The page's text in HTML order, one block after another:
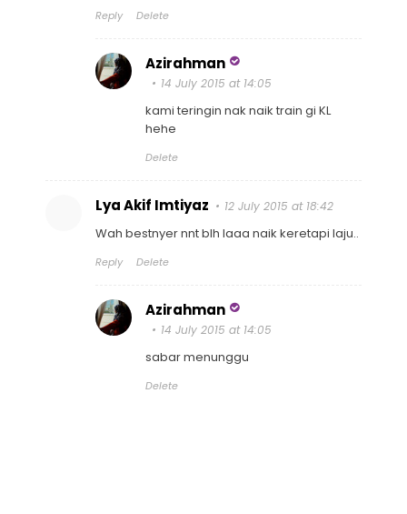
Reply Delete
Azirahman
14 July 2015 at 14:05
kami teringin nak naik train gi KL
hehe
Delete
Lya Akif Imtiyaz 12 July 2015 at 18:42
Wah bestnyer nnt blh laaa naik keretapi laju..
Reply Delete
Azirahman
14 July 2015 at 14:05
sabar menunggu
Delete